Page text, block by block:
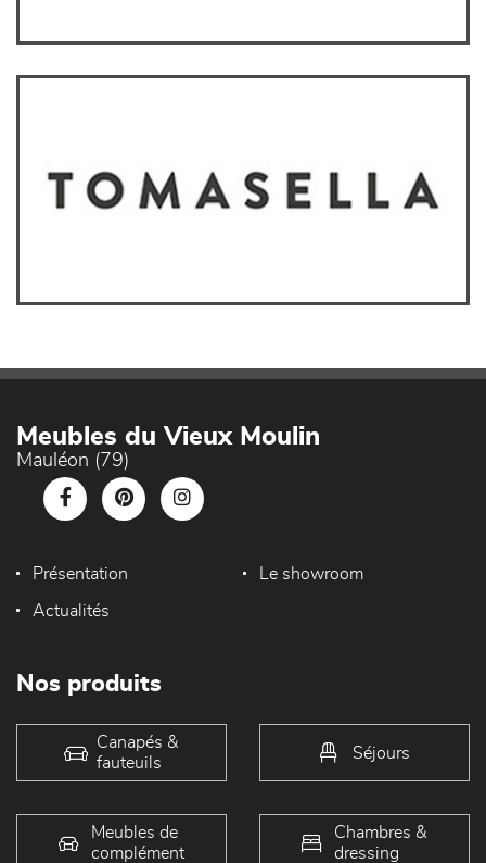
Meubles du Vieux Moulin
Mauléon (79)
Présentation Le showroom
Actualités
Nos produits
Canapés &
fauteuils
Séjours
Meubles de
complément
Chambres &
dressing